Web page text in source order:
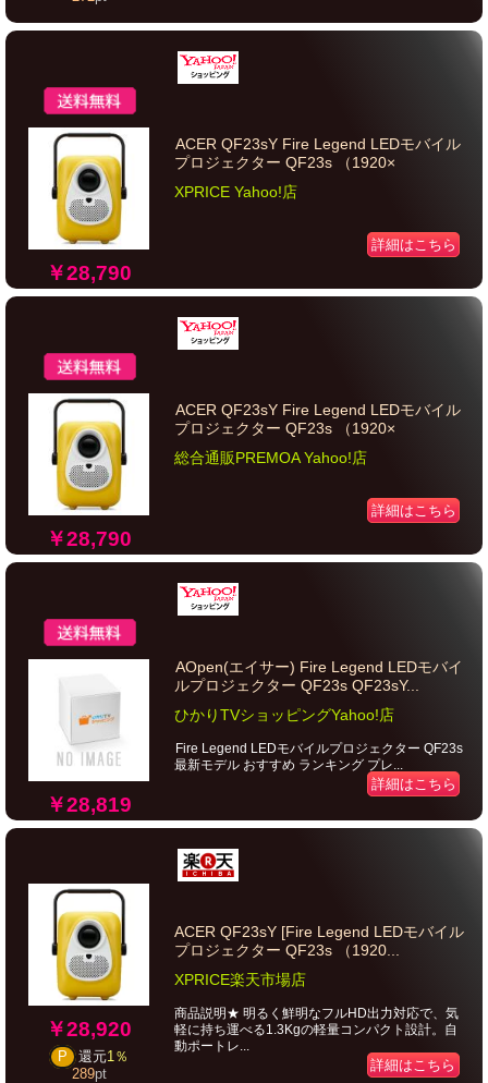
￥28,790
ACER QF23sY Fire Legend LEDモバイル
プロジェクター QF23s （1920×
XPRICE Yahoo!店
詳細はこちら
￥28,790
ACER QF23sY Fire Legend LEDモバイル
プロジェクター QF23s （1920×
総合通販PREMOA Yahoo!店
詳細はこちら
￥28,819
AOpen(エイサー) Fire Legend LEDモバイ
ルプロジェクター QF23s QF23sY...
ひかりTVショッピングYahoo!店
Fire Legend LEDモバイルプロジェクター QF23s
最新モデル おすすめ ランキング プレ...
詳細はこちら
￥28,920
P 還元1％
289pt
ACER QF23sY [Fire Legend LEDモバイル
プロジェクター QF23s （1920...
XPRICE楽天市場店
商品説明★ 明るく鮮明なフルHD出力対応で、気
軽に持ち運べる1.3Kgの軽量コンパクト設計。自
動ポートレ...
詳細はこちら